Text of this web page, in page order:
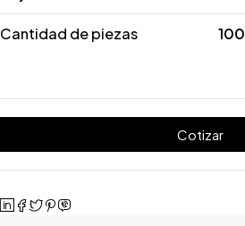
Cantidad de piezas 100
Cotizar